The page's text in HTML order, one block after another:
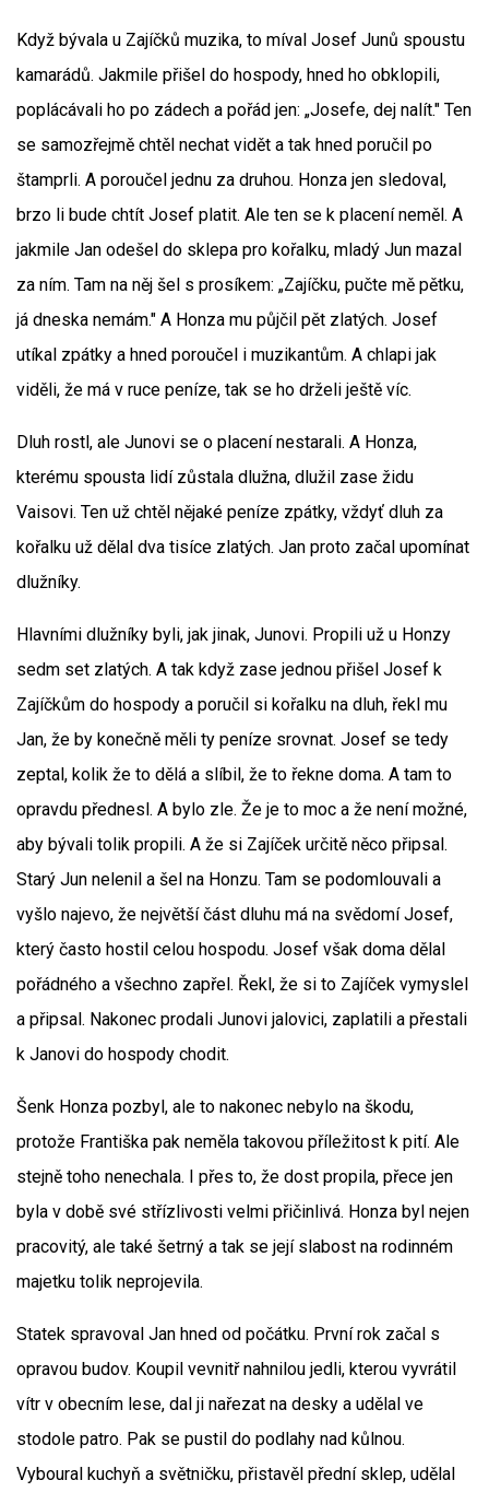
Když bývala u Zajíčků muzika, to míval Josef Junů spoustu
kamarádů. Jakmile přišel do hospody, hned ho obklopili,
poplácávali ho po zádech a pořád jen: „Josefe, dej nalít." Ten
se samozřejmě chtěl nechat vidět a tak hned poručil po
štamprli. A poroučel jednu za druhou. Honza jen sledoval,
brzo li bude chtít Josef platit. Ale ten se k placení neměl. A
jakmile Jan odešel do sklepa pro kořalku, mladý Jun mazal
za ním. Tam na něj šel s prosíkem: „Zajíčku, pučte mě pětku,
já dneska nemám." A Honza mu půjčil pět zlatých. Josef
utíkal zpátky a hned poroučel i muzikantům. A chlapi jak
viděli, že má v ruce peníze, tak se ho drželi ještě víc.
Dluh rostl, ale Junovi se o placení nestarali. A Honza,
kterému spousta lidí zůstala dlužna, dlužil zase židu
Vaisovi. Ten už chtěl nějaké peníze zpátky, vždyť dluh za
kořalku už dělal dva tisíce zlatých. Jan proto začal upomínat
dlužníky.
Hlavními dlužníky byli, jak jinak, Junovi. Propili už u Honzy
sedm set zlatých. A tak když zase jednou přišel Josef k
Zajíčkům do hospody a poručil si kořalku na dluh, řekl mu
Jan, že by konečně měli ty peníze srovnat. Josef se tedy
zeptal, kolik že to dělá a slíbil, že to řekne doma. A tam to
opravdu přednesl. A bylo zle. Že je to moc a že není možné,
aby bývali tolik propili. A že si Zajíček určitě něco připsal.
Starý Jun nelenil a šel na Honzu. Tam se podomlouvali a
vyšlo najevo, že největší část dluhu má na svědomí Josef,
který často hostil celou hospodu. Josef však doma dělal
pořádného a všechno zapřel. Řekl, že si to Zajíček vymyslel
a připsal. Nakonec prodali Junovi jalovici, zaplatili a přestali
k Janovi do hospody chodit.
Šenk Honza pozbyl, ale to nakonec nebylo na škodu,
protože Františka pak neměla takovou příležitost k pití. Ale
stejně toho nenechala. I přes to, že dost propila, přece jen
byla v době své střízlivosti velmi přičinlivá. Honza byl nejen
pracovitý, ale také šetrný a tak se její slabost na rodinném
majetku tolik neprojevila.
Statek spravoval Jan hned od počátku. První rok začal s
opravou budov. Koupil vevnitř nahnilou jedli, kterou vyvrátil
vítr v obecním lese, dal ji nařezat na desky a udělal ve
stodole patro. Pak se pustil do podlahy nad kůlnou.
Vyboural kuchyň a světničku, přistavěl přední sklep, udělal